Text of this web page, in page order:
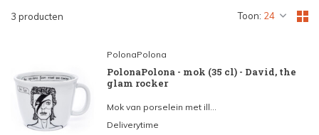
3 producten Toon:
PolonaPolona
PolonaPolona - mok (35 cl) - David, the
glam rocker
Mok van porselein met ill...
Deliverytime